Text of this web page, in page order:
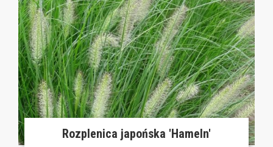
Rozplenica japońska 'Hameln'